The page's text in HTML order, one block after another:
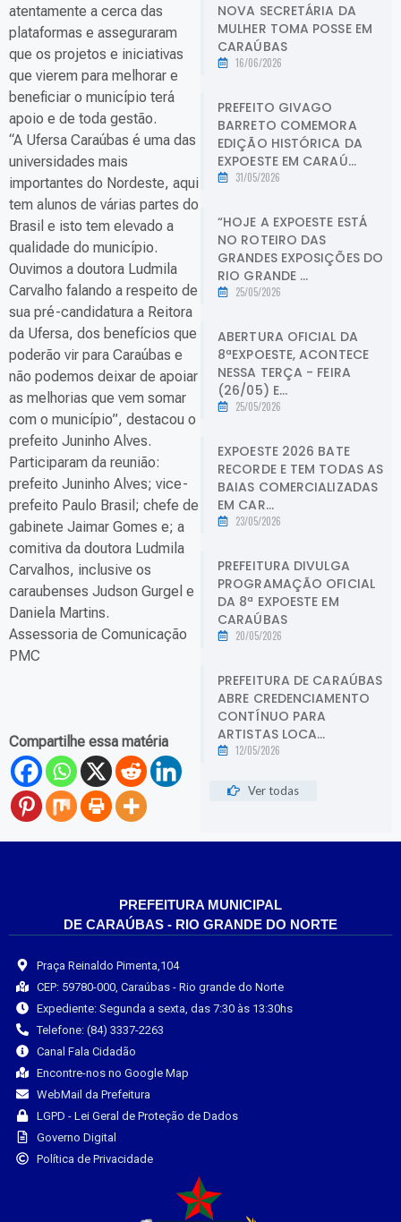
atentamente a cerca das
plataformas e asseguraram
que os projetos e iniciativas
que vierem para melhorar e
beneficiar o município terá
apoio e de toda gestão.
“A Ufersa Caraúbas é uma das
universidades mais
importantes do Nordeste, aqui
tem alunos de várias partes do
Brasil e isto tem elevado a
qualidade do município.
Ouvimos a doutora Ludmila
Carvalho falando a respeito de
sua pré-candidatura a Reitora
da Ufersa, dos benefícios que
poderão vir para Caraúbas e
não podemos deixar de apoiar
as melhorias que vem somar
com o município”, destacou o
prefeito Juninho Alves.
Participaram da reunião:
prefeito Juninho Alves; vice-
prefeito Paulo Brasil; chefe de
gabinete Jaimar Gomes e; a
comitiva da doutora Ludmila
Carvalhos, inclusive os
caraubenses Judson Gurgel e
Daniela Martins.
Assessoria de Comunicação
PMC
Compartilhe essa matéria
NOVA SECRETÁRIA DA
MULHER TOMA POSSE EM
CARAÚBAS
16/06/2026
PREFEITO GIVAGO
BARRETO COMEMORA
EDIÇÃO HISTÓRICA DA
EXPOESTE EM CARAÚ...
31/05/2026
“HOJE A EXPOESTE ESTÁ
NO ROTEIRO DAS
GRANDES EXPOSIÇÕES DO
RIO GRANDE ...
25/05/2026
ABERTURA OFICIAL DA
8ªEXPOESTE, ACONTECE
NESSA TERÇA - FEIRA
(26/05) E...
25/05/2026
EXPOESTE 2026 BATE
RECORDE E TEM TODAS AS
BAIAS COMERCIALIZADAS
EM CAR...
23/05/2026
PREFEITURA DIVULGA
PROGRAMAÇÃO OFICIAL
DA 8ª EXPOESTE EM
CARAÚBAS
20/05/2026
PREFEITURA DE CARAÚBAS
ABRE CREDENCIAMENTO
CONTÍNUO PARA
ARTISTAS LOCA...
12/05/2026
Ver todas
PREFEITURA MUNICIPAL
DE CARAÚBAS - RIO GRANDE DO NORTE
Praça Reinaldo Pimenta,104
CEP: 59780-000, Caraúbas - Rio grande do Norte
Expediente: Segunda a sexta, das 7:30 às 13:30hs
Telefone: (84) 3337-2263
Canal Fala Cidadão
Encontre-nos no Google Map
WebMail da Prefeitura
LGPD - Lei Geral de Proteção de Dados
Governo Digital
Política de Privacidade